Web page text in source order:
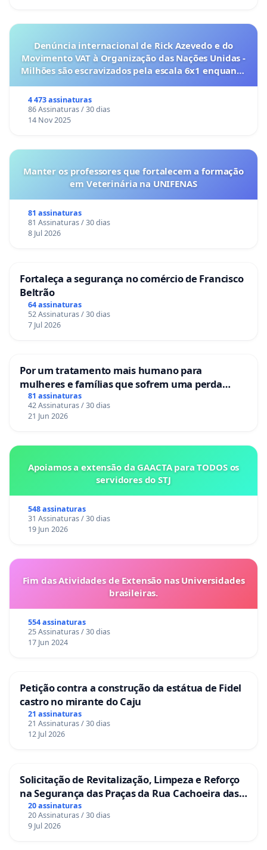
Denúncia internacional de Rick Azevedo e do
Movimento VAT à Organização das Nações Unidas -
Milhões são escravizados pela escala 6x1 enquanto
4 473 assinaturas
86 Assinaturas / 30 dias
14 Nov 2025
Manter os professores que fortalecem a formação
em Veterinária na UNIFENAS
81 assinaturas
81 Assinaturas / 30 dias
8 Jul 2026
Fortaleça a segurança no comércio de Francisco
Beltrão
64 assinaturas
52 Assinaturas / 30 dias
7 Jul 2026
Por um tratamento mais humano para
mulheres e famílias que sofrem uma perda
gestacional nos hospitais portugueses
81 assinaturas
42 Assinaturas / 30 dias
21 Jun 2026
Apoiamos a extensão da GAACTA para TODOS os
servidores do STJ
548 assinaturas
31 Assinaturas / 30 dias
19 Jun 2026
Fim das Atividades de Extensão nas Universidades
brasileiras.
554 assinaturas
25 Assinaturas / 30 dias
17 Jun 2024
Petição contra a construção da estátua de Fidel
castro no mirante do Caju
21 assinaturas
21 Assinaturas / 30 dias
12 Jul 2026
Solicitação de Revitalização, Limpeza e Reforço
na Segurança das Praças da Rua Cachoeira das
Sete Ilhas
20 assinaturas
20 Assinaturas / 30 dias
9 Jul 2026